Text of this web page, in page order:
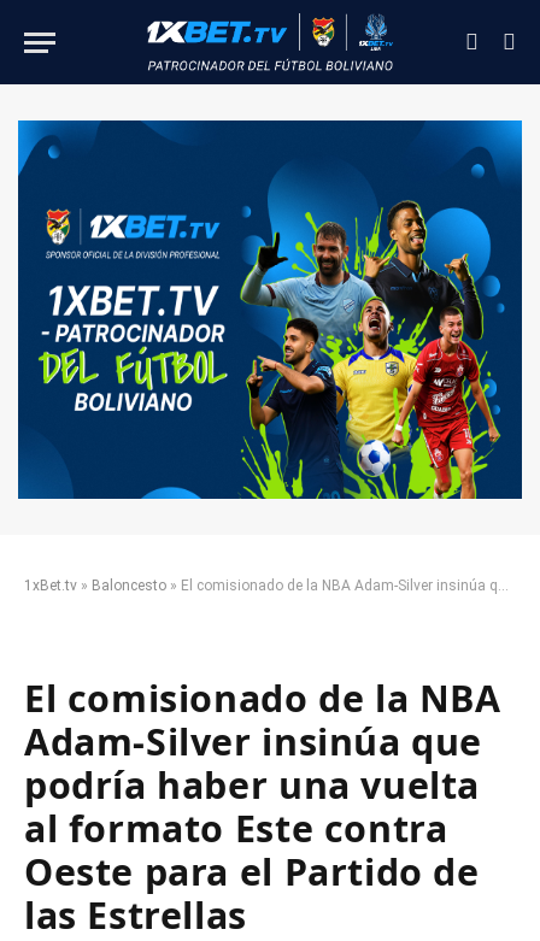
1xBet.tv » Baloncesto » El comisionado de la NBA Adam-Silver insinúa que podría haber una vuelta al formato Este contra Oeste para el Partido de las Estrellas
El comisionado de la NBA
Adam-Silver insinúa que
podría haber una vuelta
al formato Este contra
Oeste para el Partido de
las Estrellas